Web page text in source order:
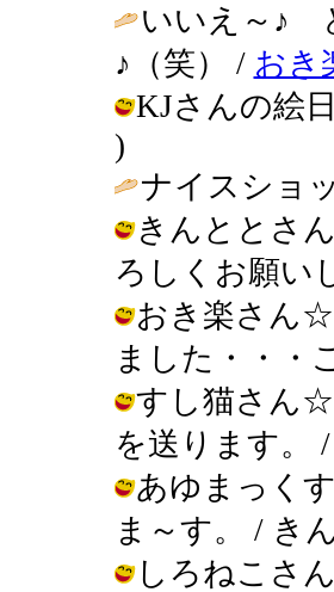
いいえ～♪
♪（笑） / おき
KJさんの絵
)
ナイスショ
きんととさ
ろしくお願い
おき楽さん☆
ました・・・
すし猫さん☆
を送ります。
あゆまっく
ま～す。 / き
しろねこさ